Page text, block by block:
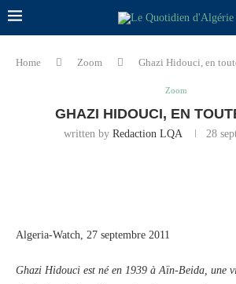
Home Zoom Ghazi Hidouci, en
Zoom
GHAZI HIDOUCI, EN
written by Redaction LQA 28
Algeria-Watch, 27 septembre 2011
Ghazi Hidouci est né en 1939 à Aïn-Beida, une